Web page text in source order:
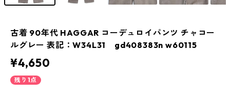
古着 90年代 HAGGAR コーデュロイパンツ チャコー
ルグレー 表記：W34L31 gd408383n w60115
¥4,650
残り1点